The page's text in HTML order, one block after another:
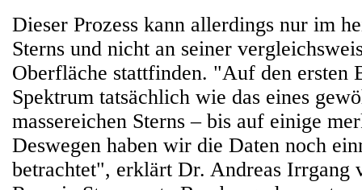
Dieser Prozess kann allerdings nur im
Sterns und nicht an seiner
Oberfläche stattfinden. "Auf den ersten
Spektrum tatsächlich wie das eines
massereichen Sterns – bis auf einige
Deswegen haben wir die Daten noch
betrachtet", erklärt Dr. Andreas Irrgang